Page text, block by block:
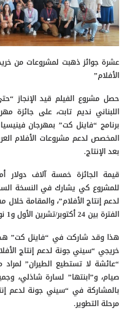
عشرة جوائز ذهبت لمشروعات من
الأفلام”
حصل مشروع الفيلم قيد الإنجاز
اللبناني نديم تابت، على جائزة
برنامج “فاينل كت” بمهرجان
المخصص لدعم مشروعات الأفلام
بعد الإنتاج.
قيمة الجائزة خمسة آلاف دولار
للمشروع كي يشارك في النسخة
لدعم إنتاج الأفلام”، والمقامة
الفترة بين 24 أكتوبر/تشرين الأول و1 نوفمبر/تشرين الثاني 2024.
هذا وقد شاركت في “فاينل كت”
خريجي “سيني جونة لدعم إنتاج
“عائشة لا تستطيع الطيران”
صيام، و”ابنتها” لسارة شاذلي،
بالمشاركة في “سيني جونة لدعم
مرحلة التطوير.